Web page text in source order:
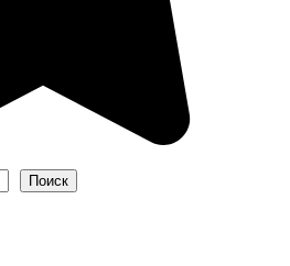
Поиск